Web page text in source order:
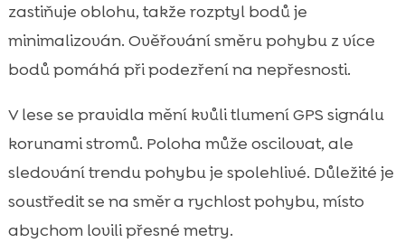
zastiňuje oblohu, takže rozptyl bodů je
minimalizován. Ověřování směru pohybu z více
bodů pomáhá při podezření na nepřesnosti.
V lese se pravidla mění kvůli tlumení GPS signálu
korunami stromů. Poloha může oscilovat, ale
sledování trendu pohybu je spolehlivé. Důležité je
soustředit se na směr a rychlost pohybu, místo
abychom lovili přesné metry.